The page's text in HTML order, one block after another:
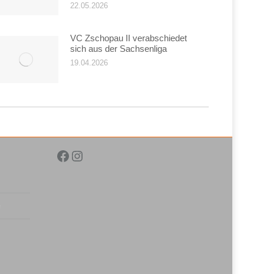
22.05.2026
VC Zschopau II verabschiedet
sich aus der Sachsenliga
19.04.2026
Facebook
Instagram